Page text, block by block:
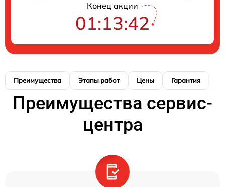
Конец акции
01:13:40
Преимущества Этапы работ Цены Гарантия
Преимущества сервис-
центра